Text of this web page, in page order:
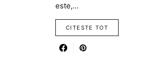
este,…
CITESTE TOT